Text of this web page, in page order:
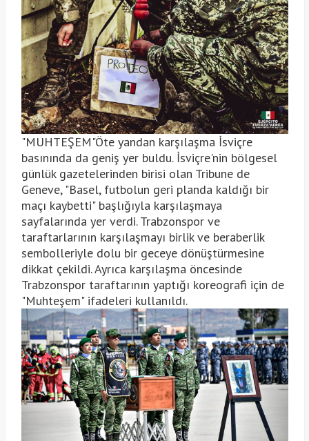
"MUHTEŞEM"Öte yandan karşılaşma İsviçre
basınında da geniş yer buldu. İsviçre'nin bölgesel
günlük gazetelerinden birisi olan Tribune de
Geneve, "Basel, futbolun geri planda kaldığı bir
maçı kaybetti" başlığıyla karşılaşmaya
sayfalarında yer verdi. Trabzonspor ve
taraftarlarının karşılaşmayı birlik ve beraberlik
sembolleriyle dolu bir geceye dönüştürmesine
dikkat çekildi. Ayrıca karşılaşma öncesinde
Trabzonspor taraftarının yaptığı koreografi için de
"Muhteşem" ifadeleri kullanıldı.